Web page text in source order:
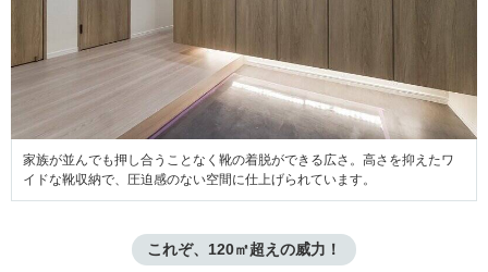
家族が並んでも押し合うことなく靴の着脱ができる広さ。高さを抑えたワ
イドな靴収納で、圧迫感のない空間に仕上げられています。
これぞ、120㎡超えの威力！